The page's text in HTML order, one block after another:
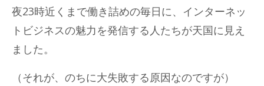
夜23時近くまで働き詰めの毎日に、インターネッ
トビジネスの魅力を発信する人たちが天国に見え
ました。
（それが、のちに大失敗する原因なのですが）